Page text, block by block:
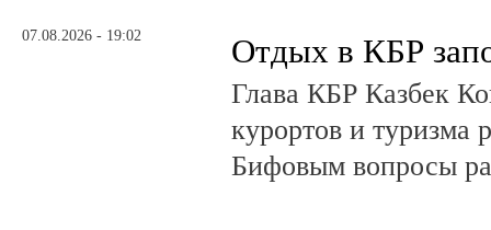
07.08.2026 - 19:02 Отдых в КБР
Глава КБР Казбек
курортов и туризма
Бифовым вопросы